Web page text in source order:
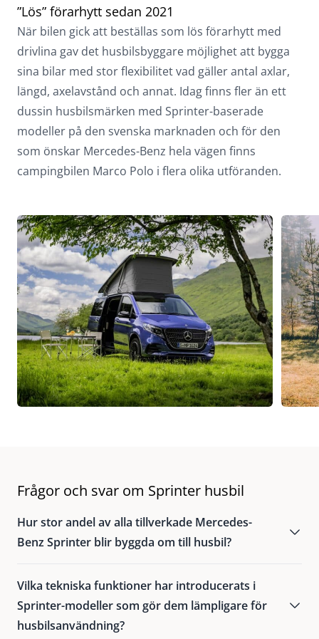
”Lös” förarhytt sedan 2021
När bilen gick att beställas som lös förarhytt med
drivlina gav det husbilsbyggare möjlighet att bygga
sina bilar med stor flexibilitet vad gäller antal axlar,
längd, axelavstånd och annat. Idag finns fler än ett
dussin husbilsmärken med Sprinter-baserade
modeller på den svenska marknaden och för den
som önskar Mercedes-Benz hela vägen finns
campingbilen Marco Polo i flera olika utföranden.
Frågor och svar om Sprinter husbil
Hur stor andel av alla tillverkade Mercedes-
Benz Sprinter blir byggda om till husbil?
en husbil.
Vilka tekniska funktioner har introducerats i
Sprinter-modeller som gör dem lämpligare för
husbilsanvändning?